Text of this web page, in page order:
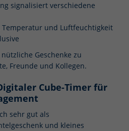
signalisiert verschiedene
Temperatur und Luftfeuchtigkeit
Geschenke zu
Freunde und Kollegen.
Cube-Timer für
sehr gut als
und kleines